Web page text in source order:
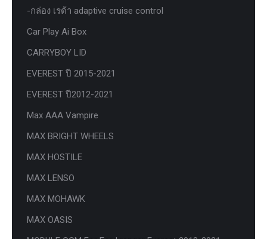
-กล่อง เรด้า adaptive cruise control
Car Play Ai Box
CARRYBOY LID
EVEREST ปี 2015-2021
EVEREST ปี2012-2021
Max AAA Vampire
MAX BRIGHT WHEELS
MAX HOSTILE
MAX LENSO
MAX MOHAWK
MAX OASIS